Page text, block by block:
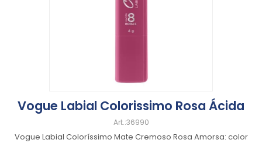
Vogue Labial Colorissimo Rosa Ácida
36990
Vogue Labial Coloríssimo Mate Cremoso Rosa Amorsa: color